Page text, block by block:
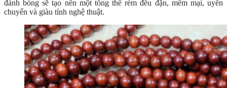
đánh bóng sẽ tạo nên một tổng thể rèm đều đặn, mềm mại, uyển
chuyển và giàu tính nghệ thuật.